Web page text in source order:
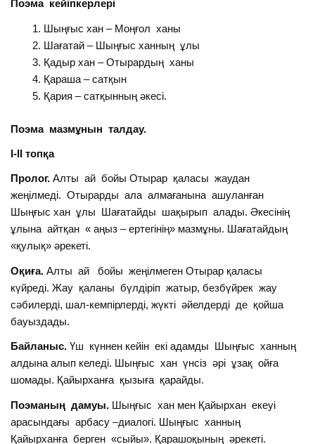
Поэма кейіпкерлері
Шыңғыс хан – Моңғол ханы
Шағатай – Шыңғыс ханның ұлы
Қадыр хан – Отырардың ханы
Қараша – сатқын
Қария – сатқынның әкесі.
Поэма мазмұнын талдау.
І-ІІ топқа
Пролог. Алты ай бойы Отырар қаласы жаудан
жеңілмеді. Отырарды ала алмағанына ашуланған
Шыңғыс хан ұлы Шағатайды шақырып алады. Әкесінің
ұлына айтқан « аңыз – ертегінің» мазмұны. Шағатайдың
«қулық» әрекеті.
Оқиға. Алты ай бойы жеңілмеген Отырар қаласы
күйреді. Жау қаланы бүлдіріп жатыр, безбүйрек жау
сәбилерді, шал-кемпірлерді, жүкті әйелдерді де қойша
бауыздады.
Байланыс. Үш күннен кейін екі адамды Шыңғыс ханның
алдына алып келеді. Шыңғыс хан үнсіз әрі ұзақ ойға
шомады. Қайырханға қызыға қарайды.
Поэманың дамуы. Шыңғыс хан мен Қайырхан екеуі
арасындағы арбасу –диалогі. Шыңғыс ханның
Қайырханға берген «сыйы». Қарашоқының әрекеті.